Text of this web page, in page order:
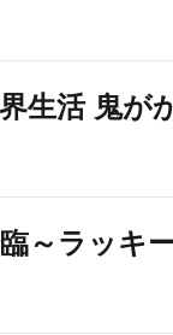
生活 鬼が
～ラッキ